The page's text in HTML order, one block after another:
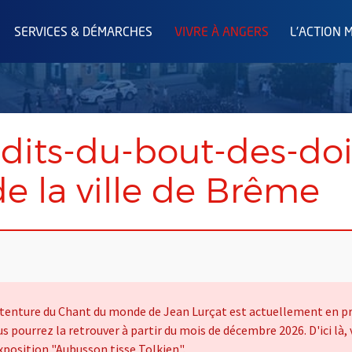
SERVICES & DÉMARCHES VIVRE À ANGERS L'ACTION
du-bout-des-
la ville de Brême
du Chant du monde de Jean Lurçat est actuellement en
pourrez la retrouver à partir du mois de décembre 2026. D'ici
"Aubusson tisse Tolkien".